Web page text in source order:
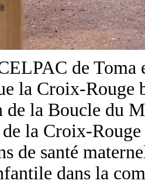
de Toma
la Croix-Rouge
de la Boucle du
la Croix-
de santé
dans la